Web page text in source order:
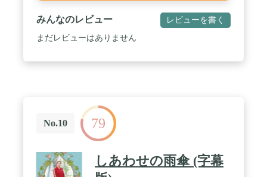
みんなのレビュー レビューを書く
まだレビューはありません
No.10 79
しあわせの雨傘 (字幕